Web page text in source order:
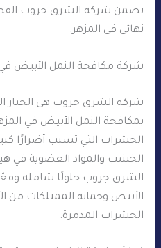
تضمن شركة الشرق جروب
نهائي في المزهر.
شركة مكافحة النمل الأبيض في
شركة الشرق جروب هي الخيار
بمكافحة النمل الأبيض في
الحشرات التي تسبب أضرارًا
الخشب والمواد العضوية في
الشرق جروب حلولًا شاملة
الأبيض وحماية الممتلكات من
الحشرات المدمرة.